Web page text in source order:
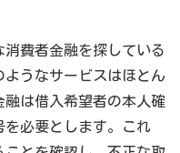
費者金融を探している
うなサービスはほとん
は借入希望者の本人確
必要とします。これ